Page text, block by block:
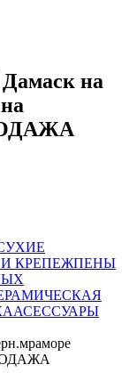
на
КРЕПЕЖПЕНЫ
АСЕССУАРЫ